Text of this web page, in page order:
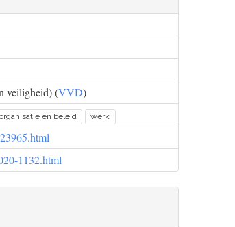
veiligheid) (VVD)
organisatie en beleid werk
1132.html